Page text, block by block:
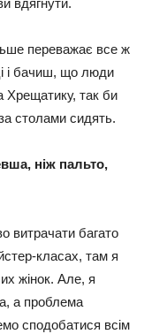
вдягнути.
переважає все ж
і бачиш, що люди
Хрещатику, так би
столами сидять.
ніж пальто,
витрачати багато
класах, там я
жінок. Але, я
а проблема
сподобатися всім